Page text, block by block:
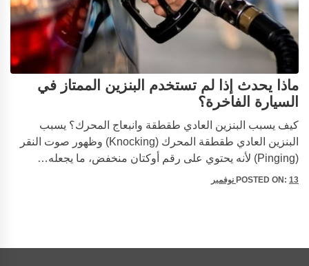
ماذا يحدث إذا لم تستخدم البنزين الممتاز في
السيارة الفاخرة؟
كيف يسبب البنزين العادي طقطقة وانبعاج المحرك؟ يسبب
البنزين العادي طقطقة المحرك (Knocking) وظهور صوت النقر
(Pinging) لأنه يحتوي على رقم أوكتان منخفض، ما يجعله…
POSTED ON: 13 نوفمبر